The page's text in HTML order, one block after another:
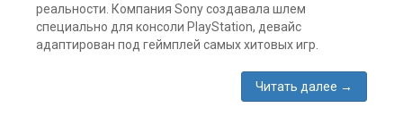
реальности. Компания Sony создавала шлем
специально для консоли PlayStation, девайс
адаптирован под геймплей самых хитовых игр.
Читать далее →